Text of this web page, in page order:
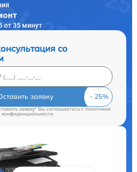
от 35 минут
со
заявку
заявку" Вы соглашаетесь cполитикой
конфиденциальности